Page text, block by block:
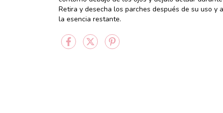
Retira y desecha los parches después de su uso
la esencia restante.